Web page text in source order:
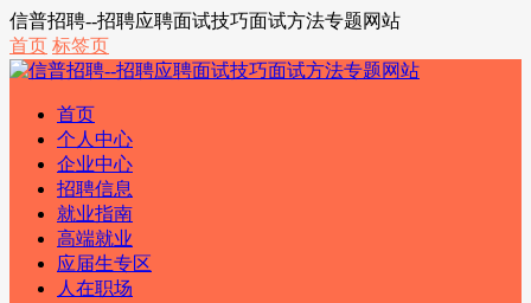
信普招聘--招聘应聘面试技巧面试方法专题网站
首页 标签页
首页
个人中心
企业中心
招聘信息
就业指南
高端就业
应届生专区
人在职场